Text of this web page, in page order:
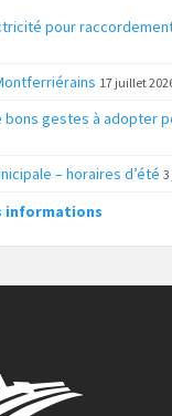
pour
17 juillet
bons gestes à adopter
– horaires d’été
informations